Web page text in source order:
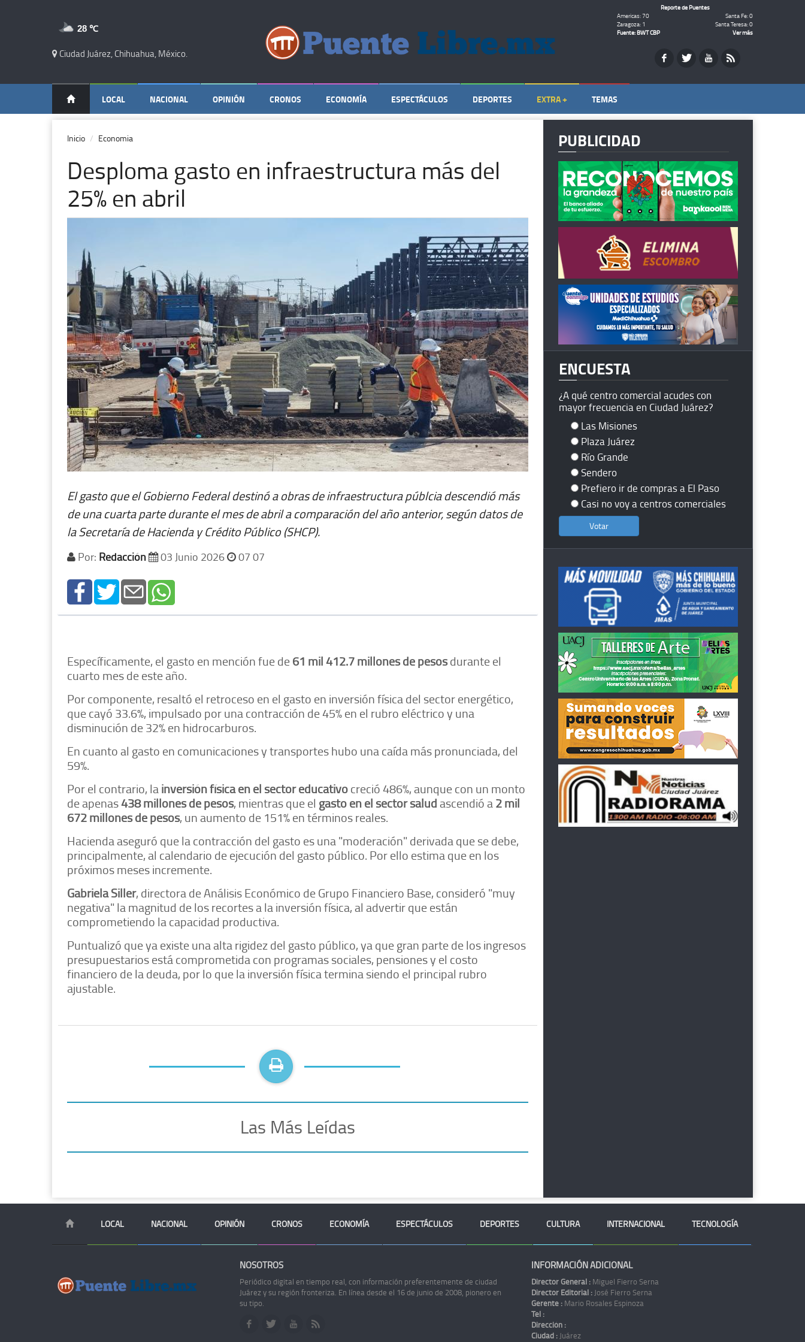
28 ℃
Ciudad Juárez, Chihuahua, México.
Reporte de Puentes
Americas: 70
Santa Fe: 0
Zaragoza: 1
Santa Teresa: 0
Fuente: BWT CBP
Ver más
LOCAL NACIONAL OPINIÓN CRONOS ECONOMÍA ESPECTÁCULOS DEPORTES EXTRA + TEMAS
Inicio Economia
Desploma gasto en infraestructura más del
25% en abril
El gasto que el Gobierno Federal destinó a obras de infraestructura públcia descendió más
de una cuarta parte durante el mes de abril a comparación del año anterior, según datos de
la Secretaría de Hacienda y Crédito Público (SHCP).
Por: Redacción 03 Junio 2026 07 07
Específicamente, el gasto en mención fue de61 mil 412.7 millones de pesosdurante el
cuarto mes de este año.
Por componente, resaltó el retroceso en el gasto en inversión física del sector energético,
que cayó 33.6%, impulsado por una contracción de 45% en el rubro eléctrico y una
disminución de 32% en hidrocarburos.
En cuanto al gasto en comunicaciones y transportes hubo una caída más pronunciada, del
59%.
Por el contrario, lainversión físicaen el sector educativocreció 486%, aunque con un monto
de apenas438 millones de pesos, mientras que el gasto en el sector saludascendió a2 mil
672 millones de pesos, un aumento de 151% en términos reales.
Hacienda aseguró que la contracción del gasto es una "moderación" derivada que se debe,
principalmente, al calendario de ejecución del gasto público. Por ello estima que en los
próximos meses incremente.
Gabriela Siller, directora de Análisis Económico de Grupo Financiero Base, consideró "muy
negativa" la magnitud de los recortes a la inversión física, al advertir que están
comprometiendo la capacidad productiva.
Puntualizó que ya existe una alta rigidez del gasto público, ya que gran parte de los ingresos
presupuestarios está comprometida con programas sociales, pensiones y el costo
financiero de la deuda, por lo que la inversión física termina siendo el principal rubro
ajustable.
Las Más Leídas
PUBLICIDAD
ENCUESTA
¿A qué centro comercial acudes con
mayor frecuencia en Ciudad Juárez?
Las Misiones
Plaza Juárez
Río Grande
Sendero
Prefiero ir de compras a El Paso
Casi no voy a centros comerciales
LOCAL NACIONAL OPINIÓN CRONOS ECONOMÍA ESPECTÁCULOS DEPORTES CULTURA INTERNACIONAL TECNOLOGÍA
NOSOTROS
Periódico digital en tiempo real, con información preferentemente de ciudad
Juárez y su región fronteriza. En línea desde el 16 de junio de 2008, pionero en
su tipo.
INFORMACIÓN ADICIONAL
Director General : Miguel Fierro Serna
Director Editorial : José Fierro Serna
Gerente : Mario Rosales Espinoza
Tel :
Dirección :
Ciudad : Juárez